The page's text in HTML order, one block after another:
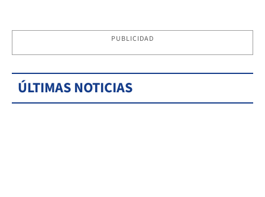
PUBLICIDAD
ÚLTIMAS NOTICIAS